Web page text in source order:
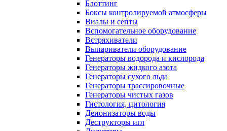
Блоттинг
Боксы контролируемой атмосферы
Виалы и септы
Вспомогательное оборудование
Встряхиватели
Выпариватели оборудование
Генераторы водорода и кислорода
Генераторы жидкого азота
Генераторы сухого льда
Генераторы трассировочные
Генераторы чистых газов
Гистология, цитология
Деионизаторы воды
Деструкторы игл